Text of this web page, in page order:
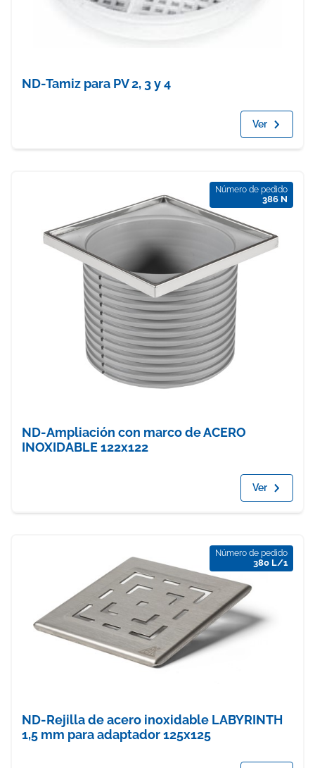
ND-Tamiz para PV 2, 3 y 4
Ver
Número de pedido
386 N
ND-Ampliación con marco de ACERO
INOXIDABLE 122x122
Ver
Número de pedido
380 L/1
ND-Rejilla de acero inoxidable LABYRINTH
1,5 mm para adaptador 125x125